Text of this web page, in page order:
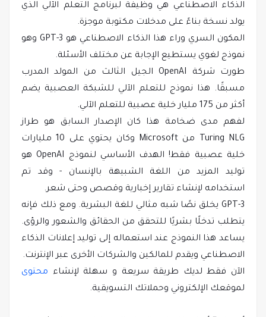
الذكاء الاصطناعي هي وظيفة لبرنامج التعلم الآلي الذي
يولد نسخة بناءً على مدخلات مكتوبة موجزة.
المكون السري وراء هذا الذكاء الاصطناعي هو GPT-3 وهو
نموذج لغوي يستطيع الإجابة عن مختلف الأسئلة.
طورت شركة OpenAI الجيل الثالث من المولد المدرب
مسبقًا. هذا نموذج للتعلم الآلي للشبكة العصبية يضم
أكثر من 175 مليار خلية عصبية للتعلم الآلي.
لفهم مدى ضخامة هذا كان الإصدار السابق هو طراز
Turing NLG من Microsoft وكان يحتوي على 10 مليارات
خلية عصبية فقط! الهدف الأساسي لنموذج OpenAI هو
توليد المزيد من اللغة الشبيهة بالإنسان - وقد تم
استخدامه لإنشاء تقارير إخبارية وقصص وحتى شعر.
GPT-3 يخلق نصًا شبه مثالي للغة البشرية. ومع ذلك فإنه
يتطلب تدخلًا بشريًا للتحقق من الحقائق والشعور والرؤى.
يساعد هذا النموذج عند استعماله إلى توليد إعلانات الذكاء
الاصطناعي ويقدم للمالكين والشركات الأخرى عبر الإنترنت.
الآن فقط لديك طريقة سريعة و سهلة لإنشاء محتوى
لموقعك الإلكتروني وحملاتك التسويقية.